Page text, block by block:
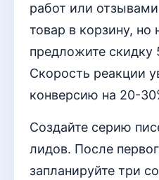
работ или
товар в корзину, но
предложите скидку
Скорость реакции
конверсию на 20-
Создайте серию
лидов. После
запланируйте три